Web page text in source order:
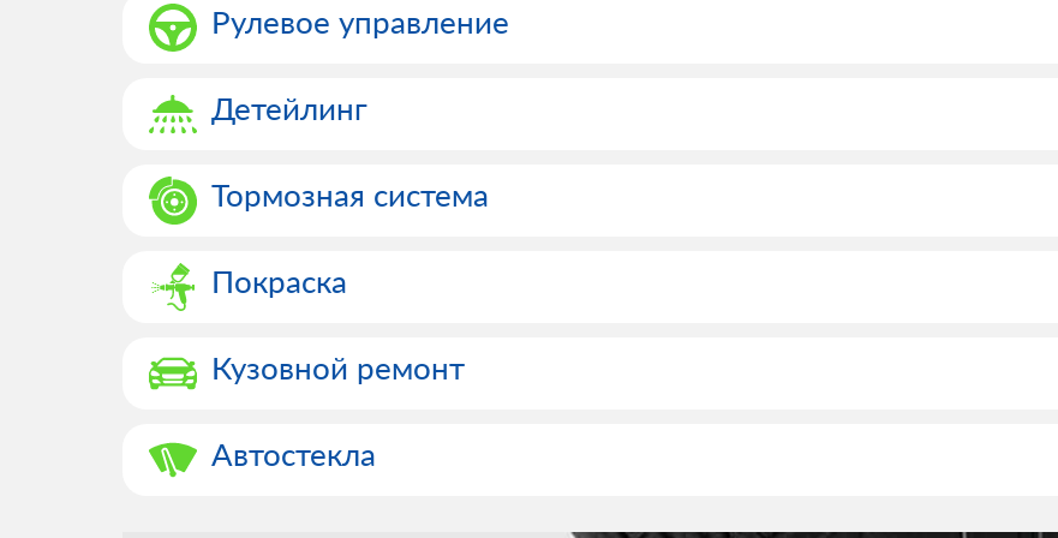
Рулевое управление
Детейлинг
Тормозная система
Покраска
Кузовной ремонт
Автостекла